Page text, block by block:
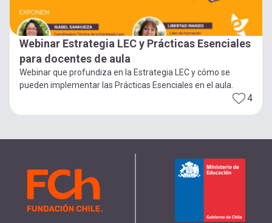
Webinar Estrategia LEC y Prácticas Esenciales
para docentes de aula
Webinar que profundiza en la Estrategia LEC y cómo se
pueden implementar las Prácticas Esenciales en el aula.
4